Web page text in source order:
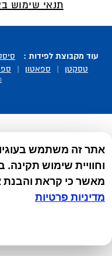
תנאי שימוש
אתר זה משתמש
וחוויית שימוש
מאשר כי קראת והבנת
מדיניות פרטיות
עוד מקבוצת לפידות :
טסקטן
ספאטון